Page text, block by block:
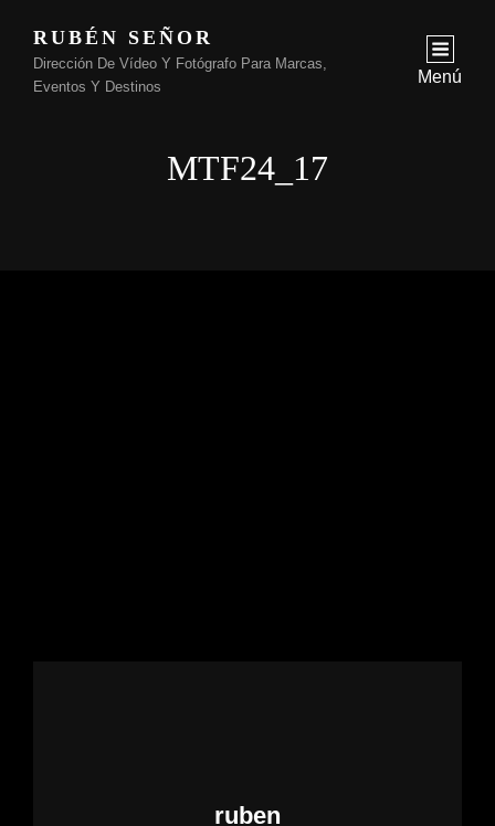
RUBÉN SEÑOR
Dirección De Vídeo Y Fotógrafo Para Marcas,
Eventos Y Destinos
Menú
MTF24_17
Autor:
ruben